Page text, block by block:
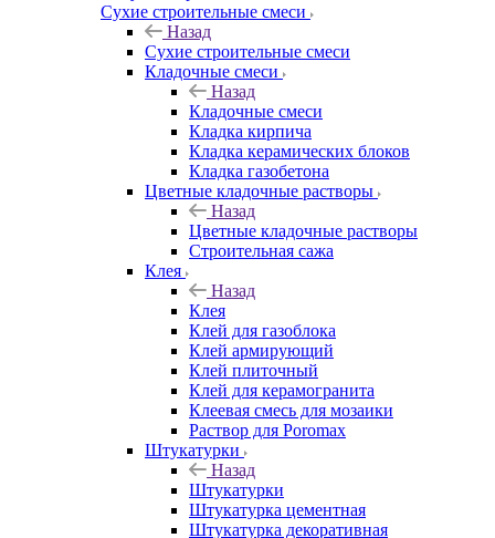
Сухие строительные смеси
Назад
Сухие строительные смеси
Кладочные смеси
Назад
Кладочные смеси
Кладка кирпича
Кладка керамических блоков
Кладка газобетона
Цветные кладочные растворы
Назад
Цветные кладочные растворы
Строительная сажа
Клея
Назад
Клея
Клей для газоблока
Клей армирующий
Клей плиточный
Клей для керамогранита
Клеевая смесь для мозаики
Раствор для Poromax
Штукатурки
Назад
Штукатурки
Штукатурка цементная
Штукатурка декоративная